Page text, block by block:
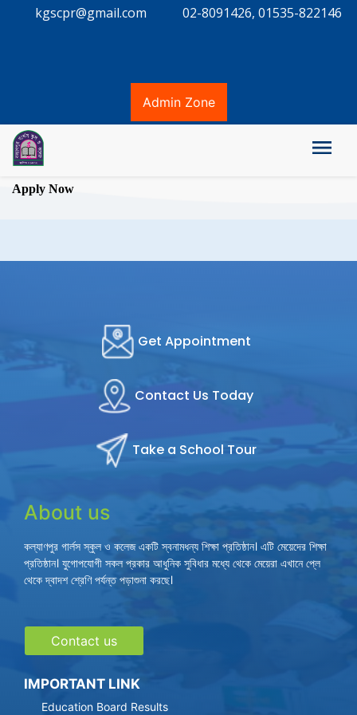
kgscpr@gmail.com 02-8091426, 01535-822146
Admin Zone
Apply Now
Get Appointment
Contact Us Today
Take a School Tour
About us
কল্যাণপুর গার্লস স্কুল ও কলেজ একটি স্বনামধন্য শিক্ষা প্রতিষ্ঠান। এটি মেয়েদের শিক্ষা
প্রতিষ্ঠান। যুগোপযোগী সকল প্রকার আধুনিক সুবিধার মধ্যে থেকে মেয়েরা এখানে প্লে
থেকে দ্বাদশ শ্রেণি পর্যন্ত পড়াশুনা করছে।
Contact us
IMPORTANT LINK
Education Board Results